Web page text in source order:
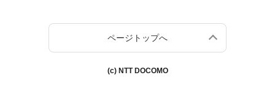
ページトップへ
(c) NTT DOCOMO